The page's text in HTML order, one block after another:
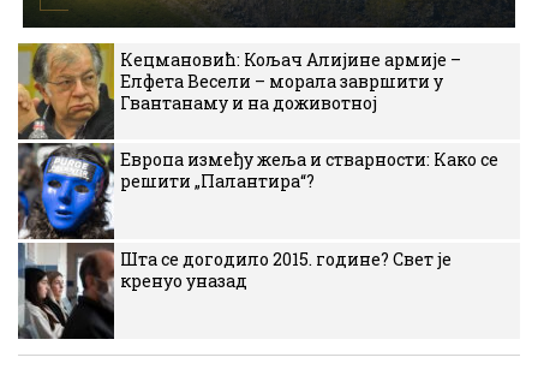
Кецмановић: Кољач Алијине армије –
Елфета Весели – морала завршити у
Гвантанаму и на доживотној
Европа између жеља и стварности: Како се
решити „Палантира“?
Шта се догодило 2015. године? Свет је
кренуо уназад